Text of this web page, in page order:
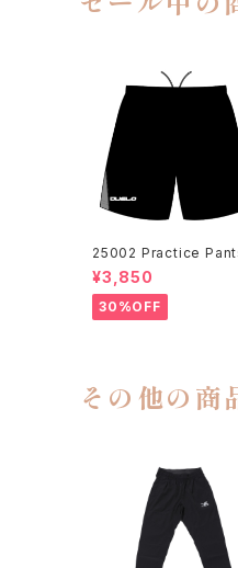
25002 Practice
K
¥3,850
30%OFF
その他の商